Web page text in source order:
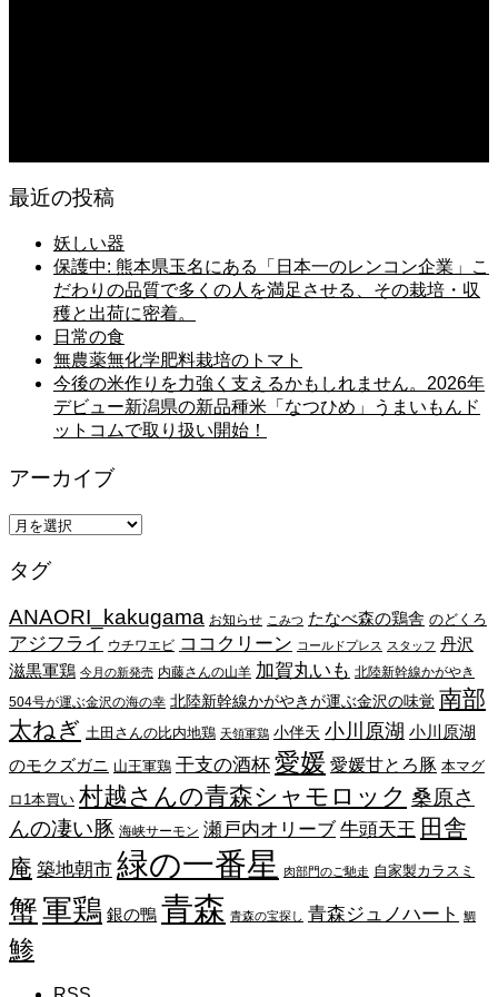
最近の投稿
妖しい器
保護中: 熊本県玉名にある「日本一のレンコン企業」こ
だわりの品質で多くの人を満足させる、その栽培・収
穫と出荷に密着。
日常の食
無農薬無化学肥料栽培のトマト
今後の米作りを力強く支えるかもしれません。2026年
デビュー新潟県の新品種米「なつひめ」うまいもんド
ットコムで取り扱い開始！
アーカイブ
ア
カ
ブ
タグ
ANAORI_kakugama お知らせ こみつ たなべ森の鶏舎 のどくろ
アジフライ ウチワエビ ココクリーン コールドプレス スタッフ 丹沢
滋黒軍鶏 今月の新発売 内藤さんの山羊 加賀丸いも 北陸新幹線かがやき
504号が運ぶ金沢の海の幸 北陸新幹線かがやきが運ぶ金沢の味覚 南部
太ねぎ 土田さんの比内地鶏 天領軍鶏 小伴天 小川原湖 小川原湖
のモクズガニ 山王軍鶏 干支の酒杯 愛媛 愛媛甘とろ豚 本マグ
ロ1本買い 村越さんの青森シャモロック 桑原さ
んの凄い豚 海峡サーモン 瀬戸内オリーブ 牛頭天王 田舎
庵 築地朝市 緑の一番星 肉部門のご馳走 自家製カラスミ
蟹軍鶏 銀の鴨 青森 青森の宝探し 青森ジュノハート 鯛
鯵